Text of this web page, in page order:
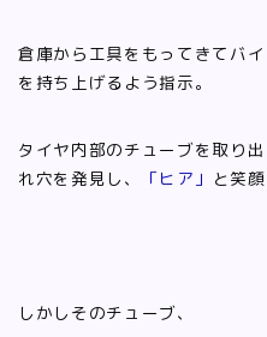
倉庫から工具をもってきてバ
を持ち上げるよう指示。
タイヤ内部のチューブを取り
れ穴を発見し、
「ヒア」 と笑
しかしそのチューブ、